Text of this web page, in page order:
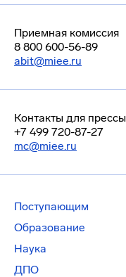
Приемная комиссия
8 800 600-56-89
abit@miee.ru
Контакты для прессы
+7 499 720-87-27
mc@miee.ru
Поступающим
Образование
Наука
ДПО